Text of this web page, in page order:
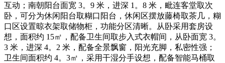
互动；南朝阳台面宽 3。9 米，进深 1。8 米，毗连客堂取次
卧，可分为休闲阳台取糊口阳台，休闲区摆放藤椅取茶几，糊
口区设置晾衣架取储物柜，功能分区清晰。从卧采用套房设
想，面积约 15㎡，配备卫生间取步入式衣帽间，从卧面宽 3。
3 米，进深 4。2 米，配备全景飘窗，阳光充脚，私密性强；
卫生间面积约 4。3㎡，采用干湿分手设想，配备智能马桶取